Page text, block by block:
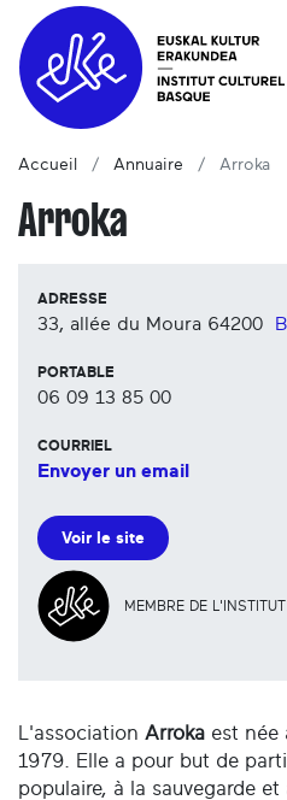
Accueil Annuaire Arroka
Arroka
ADRESSE
33, allée du Moura 64200
PORTABLE
06 09 13 85 00
COURRIEL
Envoyer un email
Voir le site
MEMBRE DE
L'association Arroka est née
1979. Elle a pour but de
populaire, à la sauvegarde